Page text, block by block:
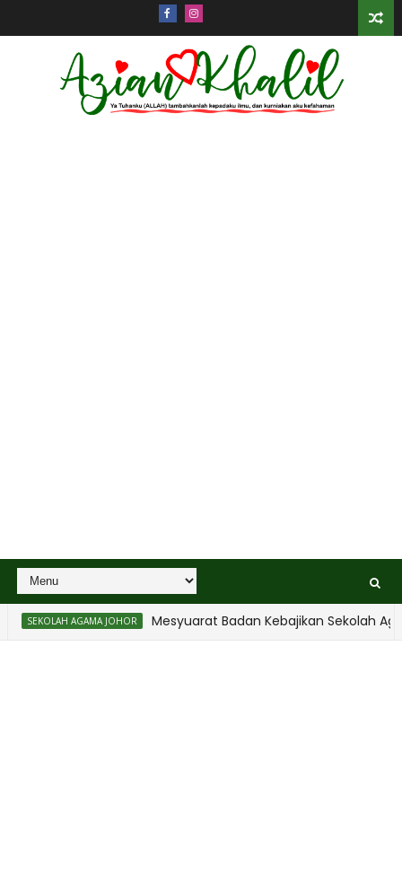
AGAMA JOHOR Mesyuarat Badan Kebajikan Sekolah Agama dan